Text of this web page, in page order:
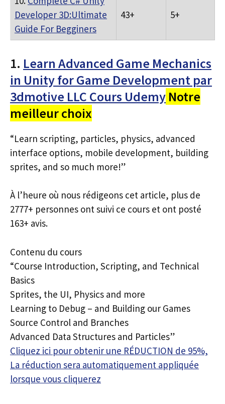
Developer 3D:Ultimate
Guide For Begginers
43+ 5+
1. Learn Advanced Game Mechanics
in Unity for Game Development par
3dmotive LLC Cours Udemy Notre
meilleur choix
“Learn scripting, particles, physics, advanced
interface options, mobile development, building
sprites, and so much more!”
À l’heure où nous rédigeons cet article, plus de
2777+ personnes ont suivi ce cours et ont posté
163+ avis.
Contenu du cours
“Course Introduction, Scripting, and Technical
Basics
Sprites, the UI, Physics and more
Learning to Debug – and Building our Games
Source Control and Branches
Advanced Data Structures and Particles”
Cliquez ici pour obtenir une RÉDUCTION de 95%,
La réduction sera automatiquement appliquée
lorsque vous cliquerez